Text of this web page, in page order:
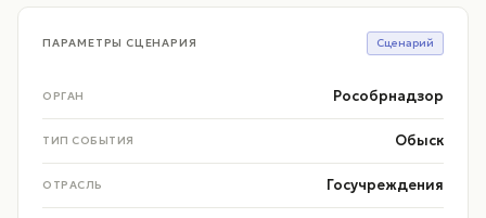
ПАРАМЕТРЫ СЦЕНАРИЯ Сценарий
ОРГАН Рособрнадзор
ТИП СОБЫТИЯ Обыск
ОТРАСЛЬ Госучреждения